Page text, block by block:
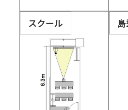
スクール